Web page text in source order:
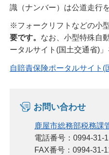
識（ナンバー）は公道走行
※フォークリフトなどの小
要です。 なお、小型特殊自
ータルサイト(国土交通省)」
自賠責保険ポータルサイト(
お問い合わせ
鹿屋市総務部税務課
電話番号：0994-31-
FAX番号：0994-31-